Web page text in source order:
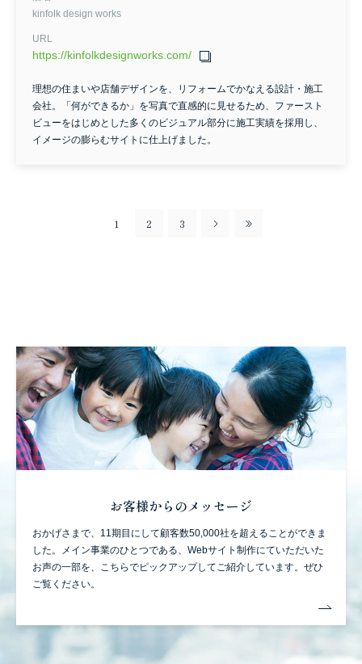
kinfolk design works
URL
https://kinfolkdesignworks.com/
理想の住まいや店舗デザインを、リフォームでかなえる設計・施工
会社。「何ができるか」を写真で直感的に見せるため、ファースト
ビューをはじめとした多くのビジュアル部分に施工実績を採用し、
イメージの膨らむサイトに仕上げました。
1 2 3
お客様からのメッセージ
おかげさまで、11期目にして顧客数50,000社を超えることができま
した。
メイン事業のひとつである、Webサイト制作にていただいた
お声の一部を、 こちらでピックアップしてご紹介しています。ぜひ
ご覧ください。